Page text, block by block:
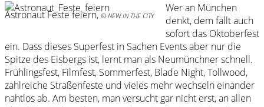
Astronaut Feste feiern,© NEW IN THE CITY
Wer an München
denkt, dem fällt auch
sofort das Oktoberfest
ein. Dass dieses Superfest in Sachen Events aber nur die
Spitze des Eisbergs ist, lernt man als Neumünchner schnell.
Frühlingsfest, Filmfest, Sommerfest, Blade Night, Tollwood,
zahlreiche Straßenfeste und vieles mehr wechseln einander
nahtlos ab. Am besten, man versucht gar nicht erst, an allen